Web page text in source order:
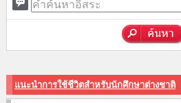
แนะนำการใช้ชีวิตสำหรับนักศึกษาต่างชาติ